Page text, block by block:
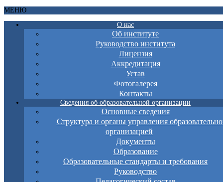
МЕНЮ
О нас
Об институте
Руководство института
Лицензия
Аккредитация
Устав
Фотогалерея
Контакты
Сведения об образовательной организации
Основные сведения
Структура и органы управления
организацией
Документы
Образование
Образовательные стандарты и требования
Руководство